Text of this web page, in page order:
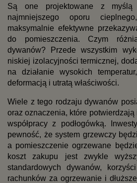
Są one projektowane z
najmniejszego oporu
maksymalnie efektywne
do pomieszczenia. Czym
dywanów? Przede wszystkim
niskiej izolacyjności termicznej,
na działanie wysokich
deformacją i utratą właściwości.
Wiele z tego rodzaju dywanów
oraz oznaczenia, które
współpracy z podłogówką.
pewność, że system grzewczy
a pomieszczenie ogrzewane
koszt zakupu jest zwykle
standardowych dywanów,
rachunków za ogrzewanie i